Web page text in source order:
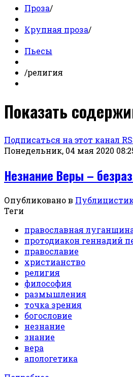
Проза/
Крупная проза/
Пьесы
/религия
Показать
Подписаться на этот канал
Понедельник, 04 мая 2020
Незнание Веры –
Опубликовано в
Теги
православная
протодиакон геннадий
православие
христианство
религия
философия
размышления
точка зрения
богословие
незнание
знание
вера
апологетика